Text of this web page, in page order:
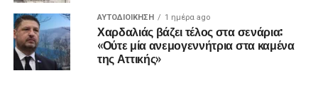
ΑΥΤΟΔΙΟΊΚΗΣΗ 1 ημέρα ago
Χαρδαλιάς βάζει τέλος στα σενάρια:
«Ούτε μία ανεμογεννήτρια στα καμένα
της Αττικής»